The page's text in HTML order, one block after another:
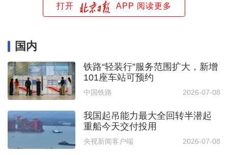
打开 APP 阅读更多
国内
铁路“轻装行”服务范围扩大，新增
101座车站可预约
中国铁路 2026-07-08
我国起吊能力最大全回转半潜起
重船今天交付投用
央视新闻客户端 2026-07-08